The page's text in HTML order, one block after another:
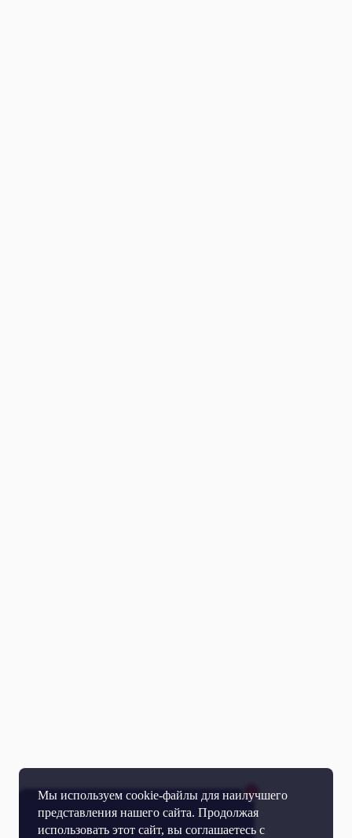
Мы используем cookie-файлы для наилучшего
представления нашего сайта. Продолжая
использовать этот сайт, вы соглашаетесь с